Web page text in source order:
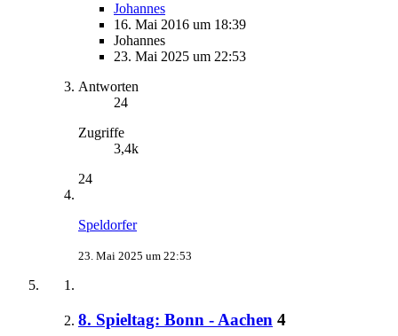
Johannes
16. Mai 2016 um 18:39
Johannes
23. Mai 2025 um 22:53
Antworten
24
Zugriffe
3,4k
24
Speldorfer
23. Mai 2025 um 22:53
8. Spieltag: Bonn - Aachen 4